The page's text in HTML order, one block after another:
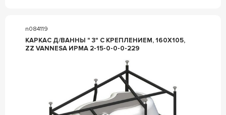
n084119
КАРКАС Д/ВАННЫ " 3" С КРЕПЛЕНИЕМ, 160X105,
ZZ VANNESA ИРМА 2-15-0-0-0-229